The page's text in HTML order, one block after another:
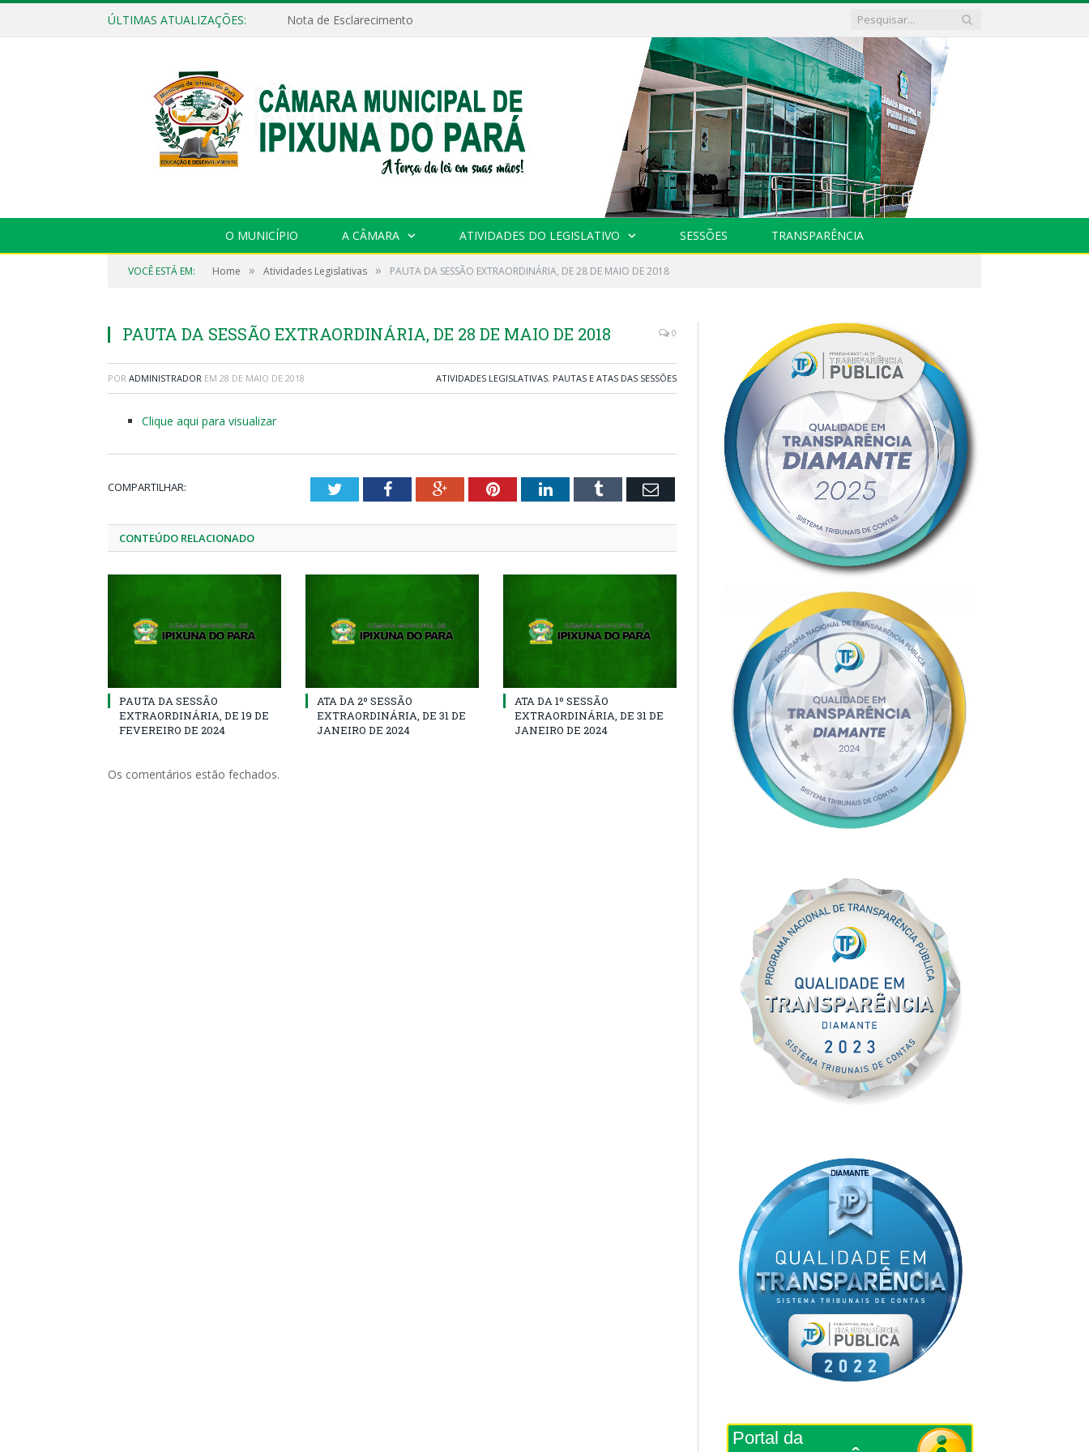
ÚLTIMAS ATUALIZAÇÕES: Nota de Esclarecimento
O MUNICÍPIO A CÂMARA ATIVIDADES DO LEGISLATIVO SESSÕES TRANSPARÊNCIA
VOCÊ ESTÁ EM: Home » Atividades Legislativas » PAUTA DA SESSÃO EXTRAORDINÁRIA, DE 28 DE MAIO DE 2018
PAUTA DA SESSÃO EXTRAORDINÁRIA, DE 28 DE MAIO DE 2018 0
POR ADMINISTRADOR EM 28 DE MAIO DE 2018 ATIVIDADES LEGISLATIVAS, PAUTAS E ATAS DAS SESSÕES
Clique aqui para visualizar
COMPARTILHAR: TwitterFacebookGoogle+PinterestLinkedInTumblr Email
CONTEÚDO RELACIONADO
PAUTA DA SESSÃO
EXTRAORDINÁRIA, DE 19 DE
FEVEREIRO DE 2024
ATA DA 2º SESSÃO
EXTRAORDINÁRIA, DE 31 DE
JANEIRO DE 2024
ATA DA 1º SESSÃO
EXTRAORDINÁRIA, DE 31 DE
JANEIRO DE 2024
Os comentários estão fechados.
Portal da